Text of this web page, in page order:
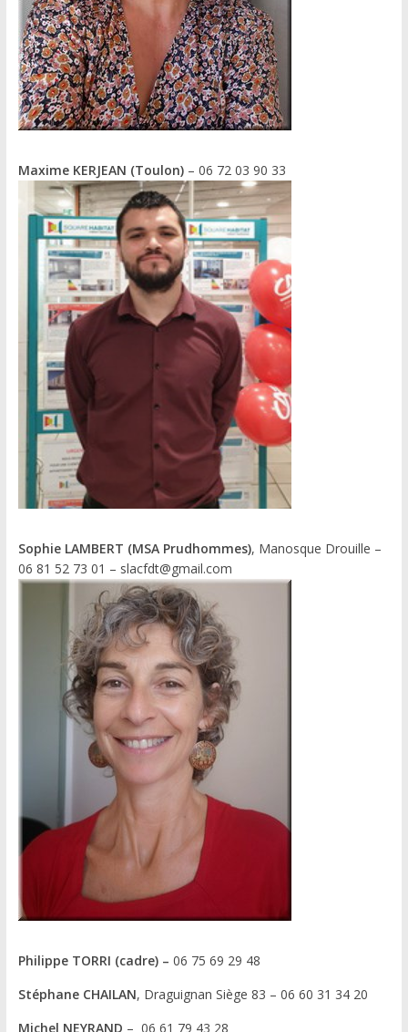
Maxime KERJEAN (Toulon)– 06 72 03 90 33
Sophie LAMBERT (MSA Prudhommes), Manosque Drouille –
06 81 52 73 01 – slacfdt@gmail.com
Philippe TORRI (cadre) – 06 75 69 29 48
Stéphane CHAILAN, Draguignan Siège 83 – 06 60 31 34 20
Michel NEYRAND – 06 61 79 43 28